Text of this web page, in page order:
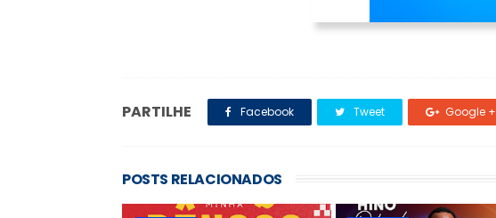
PARTILHE Facebook Tweet Google +
POSTS RELACIONADOS